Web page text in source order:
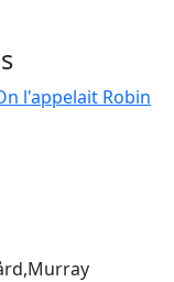
l'appelait Robin